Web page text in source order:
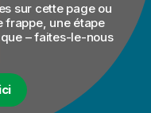
sur cette page ou
frappe, une étape
– faites-le-nous